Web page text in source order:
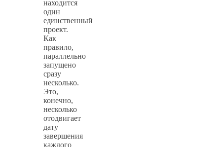
находится
один
единственный
проект.
Как
правило,
параллельно
запущено
сразу
несколько.
Это,
конечно,
несколько
отодвигает
дату
завершения
каждого